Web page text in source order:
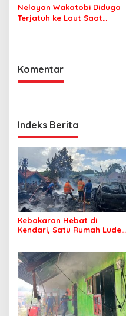
Nelayan Wakatobi Diduga
Terjatuh ke Laut Saat
Komentar
Indeks Berita
Kebakaran Hebat di
Kendari, Satu Rumah Ludes